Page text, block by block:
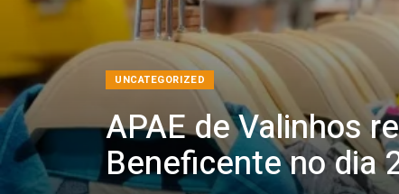
UNCATEGORIZED
APAE de Valinhos
Beneficente no dia